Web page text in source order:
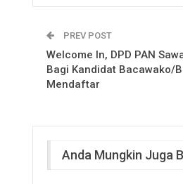
PREV POST
Welcome In, DPD PAN
Bagi Kandidat Bacawako/
Mendaftar
Anda Mungkin Juga